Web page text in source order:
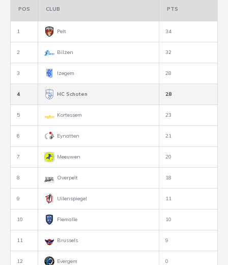
POS CLUB PTS
1 Pelt 34
2 Bilzen 32
3 Izegem 28
4 HC Schoten 28
5 Kortessem 23
6 Eynatten 21
7 Meeuwen 20
8 Overpelt 18
9 Uilenspiegel 11
10 Flemalle 10
11 Brussels 9
12 Evergem 0